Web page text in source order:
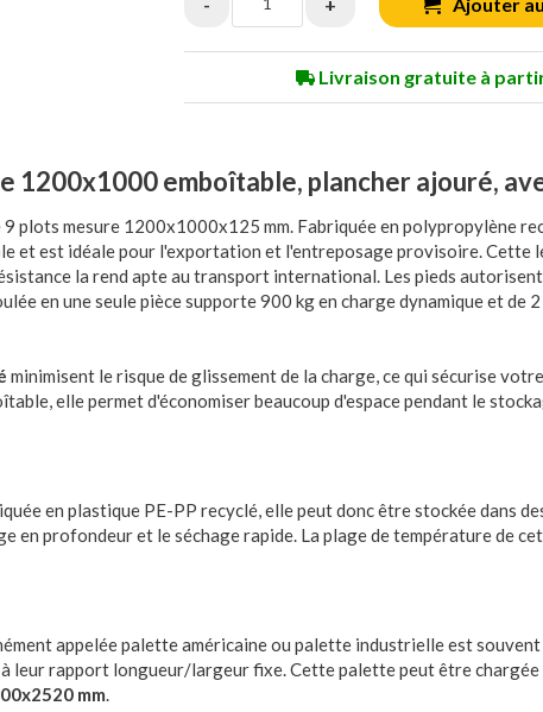
Livraison gratuite à
1200x1000 emboîtable, plancher ajouré,
plots mesure 1200x1000x125 mm. Fabriquée en polypropylène
et est idéale pour l'exportation et l'entreposage provisoire. Cette
la rend apte au transport international. Les pieds
en une seule pièce supporte 900 kg en charge dynamique et de
minimisent le risque de glissement de la charge, ce qui sécurise
elle permet d'économiser beaucoup d'espace pendant le
en plastique PE-PP recyclé, elle peut donc être stockée dans
en profondeur et le séchage rapide. La plage de température de
appelée palette américaine ou palette industrielle est
à leur rapport longueur/largeur fixe. Cette palette peut être chargée
mm.